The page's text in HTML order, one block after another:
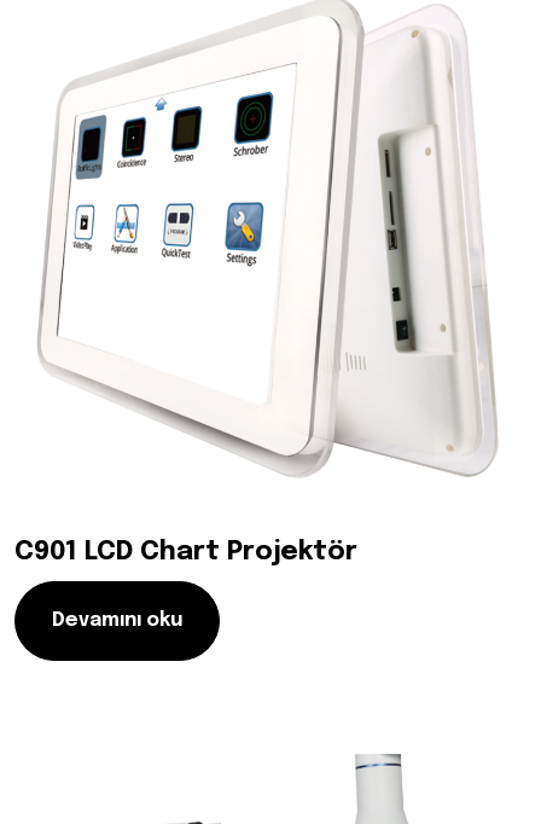
C901 LCD Chart Projektör
Devamını oku